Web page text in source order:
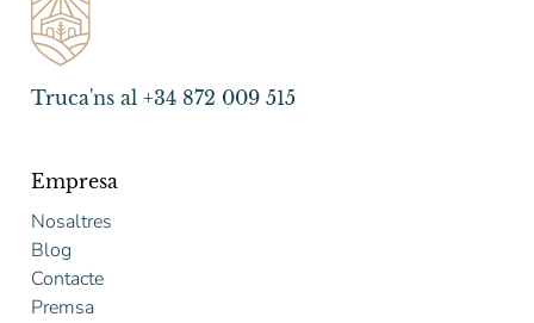
Truca'ns al +34 872 009 515
Empresa
Nosaltres
Blog
Contacte
Premsa